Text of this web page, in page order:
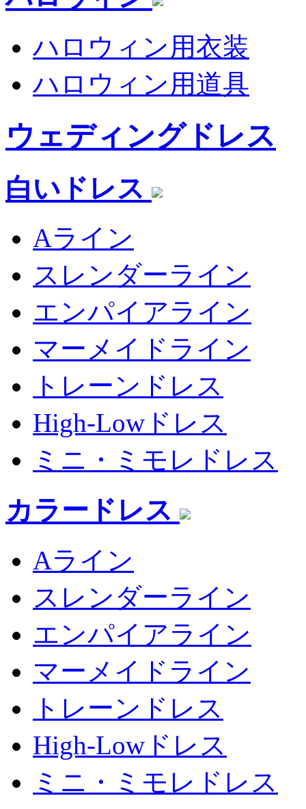
ハロウィン用衣装
ハロウィン用道具
ウェディングドレス
白いドレス
Aライン
スレンダーライン
エンパイアライン
マーメイドライン
トレーンドレス
High-Lowドレス
ミニ・ミモレドレス
カラードレス
Aライン
スレンダーライン
エンパイアライン
マーメイドライン
トレーンドレス
High-Lowドレス
ミニ・ミモレドレス